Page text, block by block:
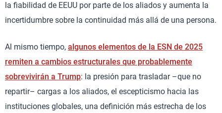
la fiabilidad de EEUU por parte de los aliados y aumenta la
incertidumbre sobre la continuidad más allá de una persona.
Al mismo tiempo, algunos elementos de la ESN de 2025
remiten a cambios estructurales que probablemente
sobrevivirán a Trump: la presión para trasladar –que no
repartir– cargas a los aliados, el escepticismo hacia las
instituciones globales, una definición más estrecha de los